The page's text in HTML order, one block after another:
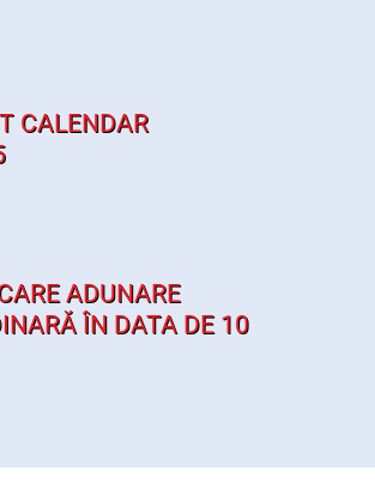
CALENDAR
ADUNARE
ÎN DATA DE 10